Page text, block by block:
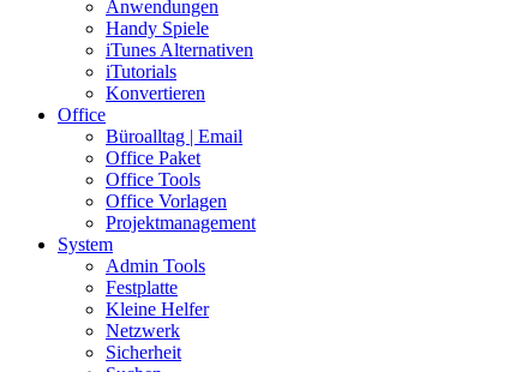
Anwendungen
Handy Spiele
iTunes Alternativen
iTutorials
Konvertieren
Office
Büroalltag | Email
Office Paket
Office Tools
Office Vorlagen
Projektmanagement
System
Admin Tools
Festplatte
Kleine Helfer
Netzwerk
Sicherheit